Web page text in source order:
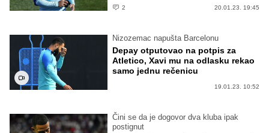
2 20.01.23. 19:45
Nizozemac napušta Barcelonu
Depay otputovao na potpis za
Atletico, Xavi mu na odlasku rekao
samo jednu rečenicu
19.01.23. 10:52
Čini se da je dogovor dva kluba ipak
postignut